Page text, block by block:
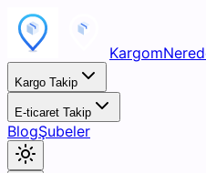
Kargo Takip
E-ticaret Takip
BlogŞubeler